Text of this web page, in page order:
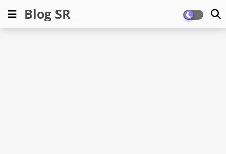
Blog SR